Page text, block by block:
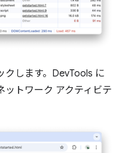
クします。DevTools に
ットワーク アクティビテ